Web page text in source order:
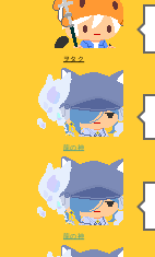
ヲタク
龍の神
龍の神